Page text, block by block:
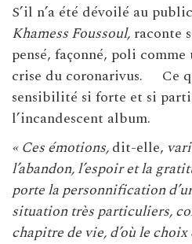
S’il n’a été dévoilé au
Khamess Foussoul, raconte
pensé, façonné, poli
crise du coronarivus. Ce
sensibilité si forte et si
l’incandescent album.
« Ces émotions,dit-elle,
l’abandon, l’espoir et la
porte la personnification
situation très particuliers,
chapitre de vie, d’où le